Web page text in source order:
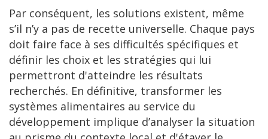
Par conséquent, les solutions existent, même
s’il n’y a pas de recette universelle. Chaque pays
doit faire face à ses difficultés spécifiques et
définir les choix et les stratégies qui lui
permettront d'atteindre les résultats
recherchés. En définitive, transformer les
systèmes alimentaires au service du
développement implique d’analyser la situation